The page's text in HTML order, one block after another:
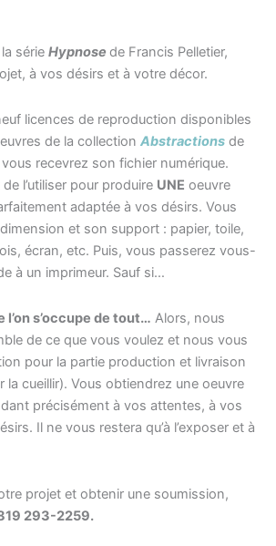
série Hypnose de Francis Pelletier,
à vos désirs et à votre décor.
licences de reproduction disponibles
de la collection Abstractions de
recevrez son fichier numérique.
l’utiliser pour produire UNE oeuvre
adaptée à vos désirs. Vous
et son support : papier, toile,
écran, etc. Puis, vous passerez vous-
à un imprimeur. Sauf si…
s’occupe de tout… Alors, nous
de ce que vous voulez et nous vous
pour la partie production et livraison
la cueillir). Vous obtiendrez une oeuvre
précisément à vos attentes, à vos
Il ne vous restera qu’à l’exposer et à
projet et obtenir une soumission,
293-2259.